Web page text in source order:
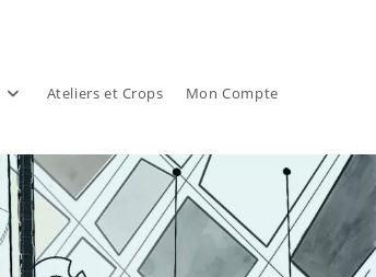
Ateliers et Crops Mon Compte